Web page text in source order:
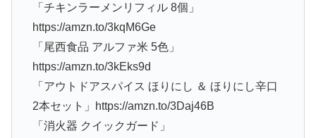
「チキンラーメンリフィル 8個」
https://amzn.to/3kqM6Ge
「尾西食品 アルファ米 5色」
https://amzn.to/3kEks9d
「アウトドアスパイス ほりにし ＆ ほりにし辛口
2本セット」https://amzn.to/3Daj46B
「消火器 クイックガード」